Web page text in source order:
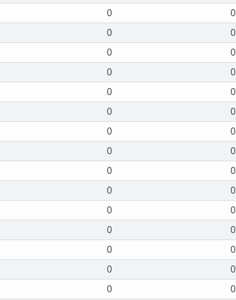
0 0
0 0
0 0
0 0
0 0
0 0
0 0
0 0
0 0
0 0
0 0
0 0
0 0
0 0
0 0